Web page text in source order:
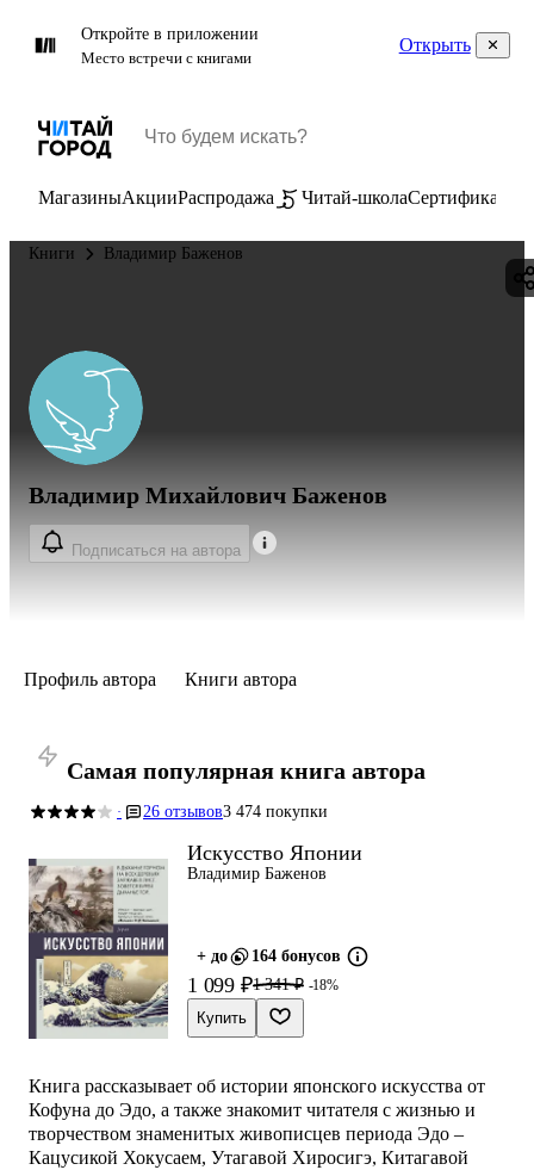
Откройте в приложении
Место встречи с книгами
Открыть
МагазиныАкцииРаспродажа Читай-школаСертификаты
Книги Владимир Баженов
Владимир Михайлович Баженов
Подписаться на автора
Профиль автора Книги автора
Самая популярная книга автора
· 26 отзывов3 474 покупки
Искусство Японии
Владимир Баженов
+ до 164 бонусов
1 099 ₽1 341 ₽ -18%
Купить
Книга рассказывает об истории японского искусства от
Кофуна до Эдо, а также знакомит читателя с жизнью и
творчеством знаменитых живописцев периода Эдо –
Кацусикой Хокусаем, Утагавой Хиросигэ, Китагавой